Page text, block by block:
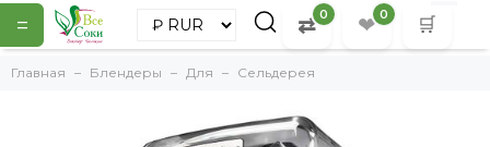
= ⇄ 0 ❤ 0 🛒
Главная Блендеры Для Сельдерея